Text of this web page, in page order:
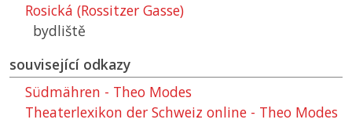
Rosická (Rossitzer Gasse)
bydliště
související odkazy
Südmähren - Theo Modes
Theaterlexikon der Schweiz online - Theo Modes